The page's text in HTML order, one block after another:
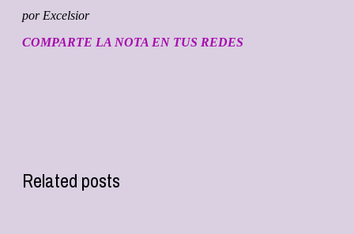
por Excelsior
COMPARTE LA NOTA EN TUS REDES
Related posts